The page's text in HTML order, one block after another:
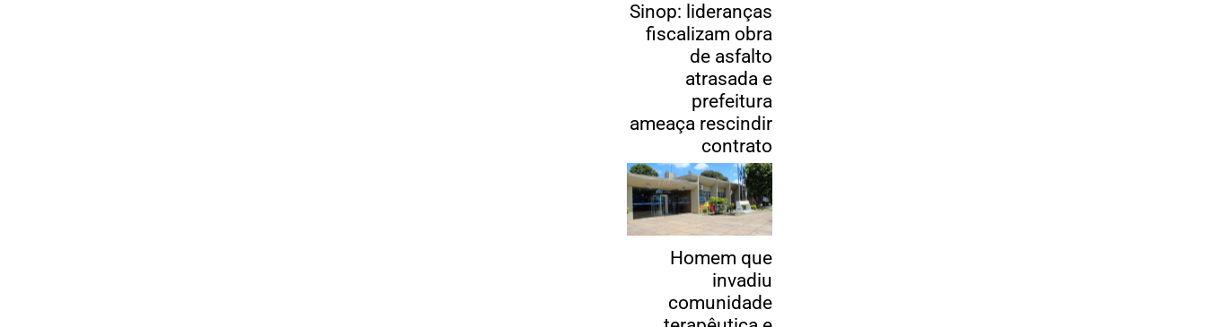
Sinop: lideranças
fiscalizam obra
de asfalto
atrasada e
prefeitura
ameaça rescindir
contrato
Homem que
invadiu
comunidade